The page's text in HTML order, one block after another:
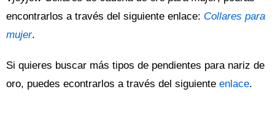
encontrarlos a través del siguiente enlace: Collares para
mujer.
Si quieres buscar más tipos de pendientes para nariz de
oro, puedes econtrarlos a través del siguiente enlace.